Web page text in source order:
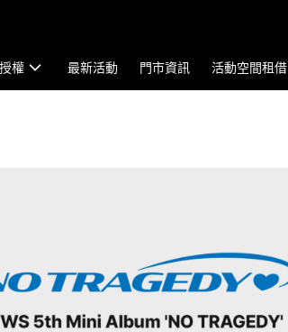
權 最新活動 門市資訊 活動空間租借